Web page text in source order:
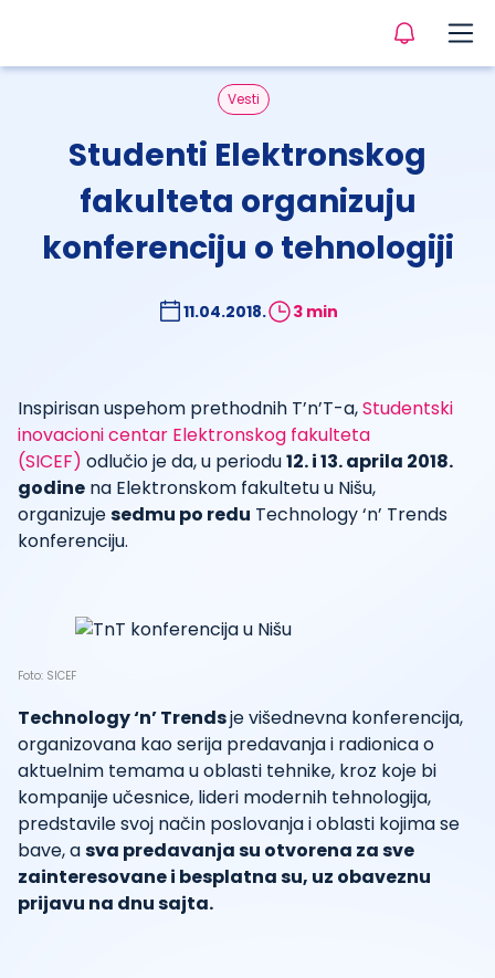
Vesti
Studenti Elektronskog
fakulteta organizuju
konferenciju o tehnologiji
11.04.2018. 3 min
Inspirisan uspehom prethodnih T’n’T-a,Studentski
inovacioni centar Elektronskog fakulteta
(SICEF) odlučio je da, u periodu12. i 13. aprila 2018.
godine na Elektronskom fakultetu u Nišu,
organizujesedmu po redu Technology ‘n’ Trends
konferenciju.
Foto: SICEF
Technology ‘n’ Trendsje višednevna konferencija,
organizovana kao serija predavanja i radionica o
aktuelnim temama u oblasti tehnike, kroz koje bi
kompanije učesnice, lideri modernih tehnologija,
predstavile svoj način poslovanja i oblasti kojima se
bave, asva predavanja su otvorena za sve
zainteresovane i besplatna su, uz obaveznu
prijavu na dnu sajta.